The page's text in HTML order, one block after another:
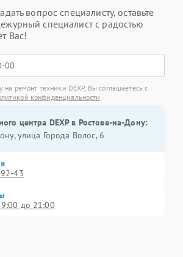
вопрос специалисту, оставьте
специалист с радостью
Вас!
на ремонт техники DEXP, Вы соглашаетесь с
конфиденциальности
центра DEXP в Ростове-на-Дону:
улица Города Волос, 6
43
до 21:00